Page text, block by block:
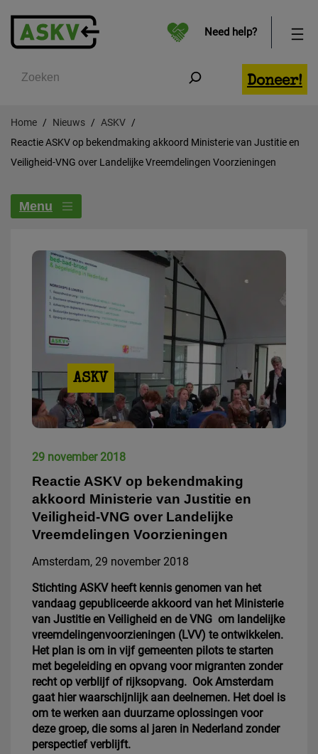
Zoeken
Doneer!
Need help?
Home Nieuws ASKV
Reactie ASKV op bekendmaking akkoord Ministerie van Justitie en
Veiligheid-VNG over Landelijke Vreemdelingen Voorzieningen
Menu
ASKV
29 november 2018
Reactie ASKV op bekendmaking
akkoord Ministerie van Justitie en
Veiligheid-VNG over Landelijke
Vreemdelingen Voorzieningen
Amsterdam, 29 november 2018
Stichting ASKV heeft kennis genomen van het
vandaag gepubliceerde akkoord van het Ministerie
van Justitie en Veiligheid en de VNG om landelijke
vreemdelingenvoorzieningen (LVV) te ontwikkelen.
Het plan is om in vijf gemeenten pilots te starten
met begeleiding en opvang voor migranten zonder
recht op verblijf of rijksopvang. Ook Amsterdam
gaat hier waarschijnlijk aan deelnemen. Het doel is
om te werken aan duurzame oplossingen voor
deze groep, die soms al jaren in Nederland zonder
perspectief verblijft.